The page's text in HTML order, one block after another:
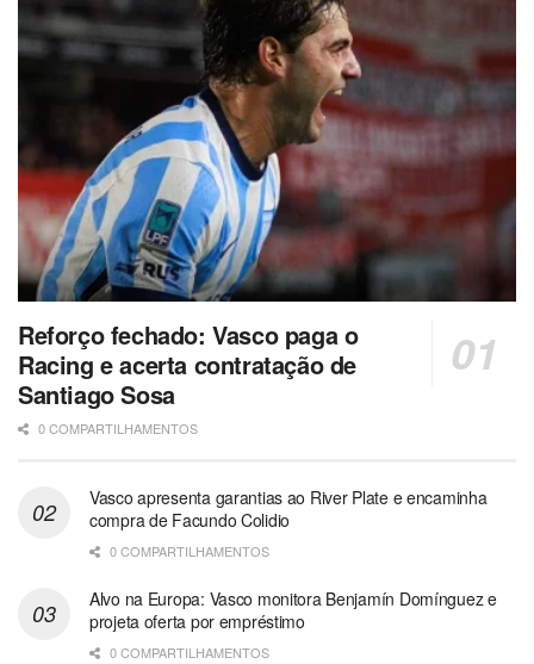
Reforço fechado: Vasco paga o
Racing e acerta contratação de
Santiago Sosa
0 COMPARTILHAMENTOS
Vasco apresenta garantias ao River Plate e encaminha
compra de Facundo Colidio
0 COMPARTILHAMENTOS
Alvo na Europa: Vasco monitora Benjamín Domínguez e
projeta oferta por empréstimo
0 COMPARTILHAMENTOS